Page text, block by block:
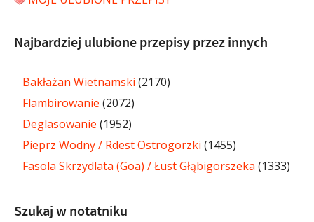
Najbardziej ulubione przepisy przez innych
Bakłażan Wietnamski (2170)
Flambirowanie (2072)
Deglasowanie (1952)
Pieprz Wodny / Rdest Ostrogorzki (1455)
Fasola Skrzydlata (Goa) / Łust Głąbigorszeka (1333)
Szukaj w notatniku